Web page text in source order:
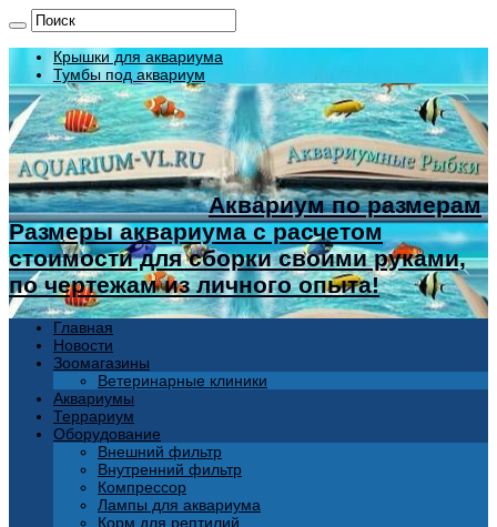
Крышки для аквариума
Тумбы под аквариум
Аквариум по размерам
Размеры аквариума с расчетом
стоимости для сборки своими руками,
по чертежам из личного опыта!
Главная
Новости
Зоомагазины
Ветеринарные клиники
Аквариумы
Террариум
Оборудование
Внешний фильтр
Внутренний фильтр
Компрессор
Лампы для аквариума
Корм для рептилий